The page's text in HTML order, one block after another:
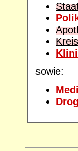
sowie: